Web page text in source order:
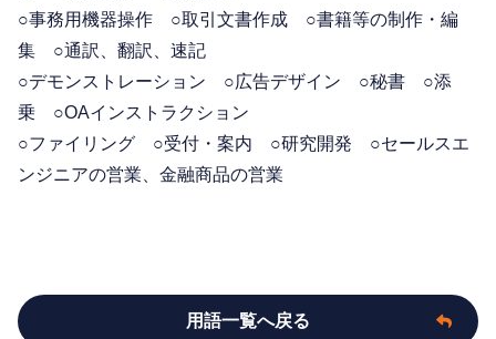
○事務用機器操作 ○取引文書作成 ○書籍等の制作・編
集 ○通訳、翻訳、速記
○デモンストレーション ○広告デザイン ○秘書 ○添
乗 ○OAインストラクション
○ファイリング ○受付・案内 ○研究開発 ○セールスエ
ンジニアの営業、金融商品の営業
用語一覧へ戻る